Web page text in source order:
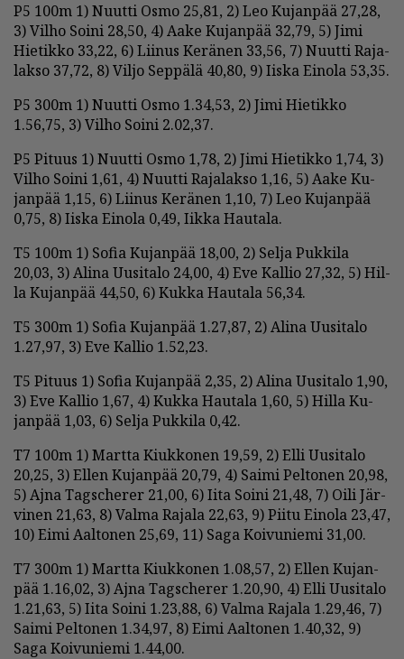
P5 100m 1) Nuut­ti Os­mo 25,81, 2) Leo Ku­jan­pää 27,28,
3) Vil­ho Soi­ni 28,50, 4) Aa­ke Ku­jan­pää 32,79, 5) Jimi
Hie­tik­ko 33,22, 6) Lii­nus Ke­rä­nen 33,56, 7) Nuut­ti Ra­ja­
lak­so 37,72, 8) Vil­jo Sep­pä­lä 40,80, 9) Iis­ka Ei­no­la 53,35.
P5 300m 1) Nuut­ti Os­mo 1.34,53, 2) Jimi Hie­tik­ko
1.56,75, 3) Vil­ho Soi­ni 2.02,37.
P5 Pi­tuus 1) Nuut­ti Os­mo 1,78, 2) Jimi Hie­tik­ko 1,74, 3)
Vil­ho Soi­ni 1,61, 4) Nuut­ti Ra­ja­lak­so 1,16, 5) Aa­ke Ku­
jan­pää 1,15, 6) Lii­nus Ke­rä­nen 1,10, 7) Leo Ku­jan­pää
0,75, 8) Iis­ka Ei­no­la 0,49, Iik­ka Hau­ta­la.
T5 100m 1) So­fia Ku­jan­pää 18,00, 2) Sel­ja Puk­ki­la
20,03, 3) Ali­na Uu­si­ta­lo 24,00, 4) Eve Kal­lio 27,32, 5) Hil­
la Ku­jan­pää 44,50, 6) Kuk­ka Hau­ta­la 56,34.
T5 300m 1) So­fia Ku­jan­pää 1.27,87, 2) Ali­na Uu­si­ta­lo
1.27,97, 3) Eve Kal­lio 1.52,23.
T5 Pi­tuus 1) So­fia Ku­jan­pää 2,35, 2) Ali­na Uu­si­ta­lo 1,90,
3) Eve Kal­lio 1,67, 4) Kuk­ka Hau­ta­la 1,60, 5) Hil­la Ku­
jan­pää 1,03, 6) Sel­ja Puk­ki­la 0,42.
T7 100m 1) Mart­ta Kiuk­ko­nen 19,59, 2) El­li Uu­si­ta­lo
20,25, 3) El­len Ku­jan­pää 20,79, 4) Sai­mi Pel­to­nen 20,98,
5) Aj­na Tagsc­he­rer 21,00, 6) Ii­ta Soi­ni 21,48, 7) Oi­li Jär­
vi­nen 21,63, 8) Val­ma Ra­ja­la 22,63, 9) Pii­tu Ei­no­la 23,47,
10) Ei­mi Aal­to­nen 25,69, 11) Saga Koi­vu­nie­mi 31,00.
T7 300m 1) Mart­ta Kiuk­ko­nen 1.08,57, 2) El­len Ku­jan­
pää 1.16,02, 3) Aj­na Tagsc­he­rer 1.20,90, 4) El­li Uu­si­ta­lo
1.21,63, 5) Ii­ta Soi­ni 1.23,88, 6) Val­ma Ra­ja­la 1.29,46, 7)
Sai­mi Pel­to­nen 1.34,97, 8) Ei­mi Aal­to­nen 1.40,32, 9)
Saga Koi­vu­nie­mi 1.44,00.